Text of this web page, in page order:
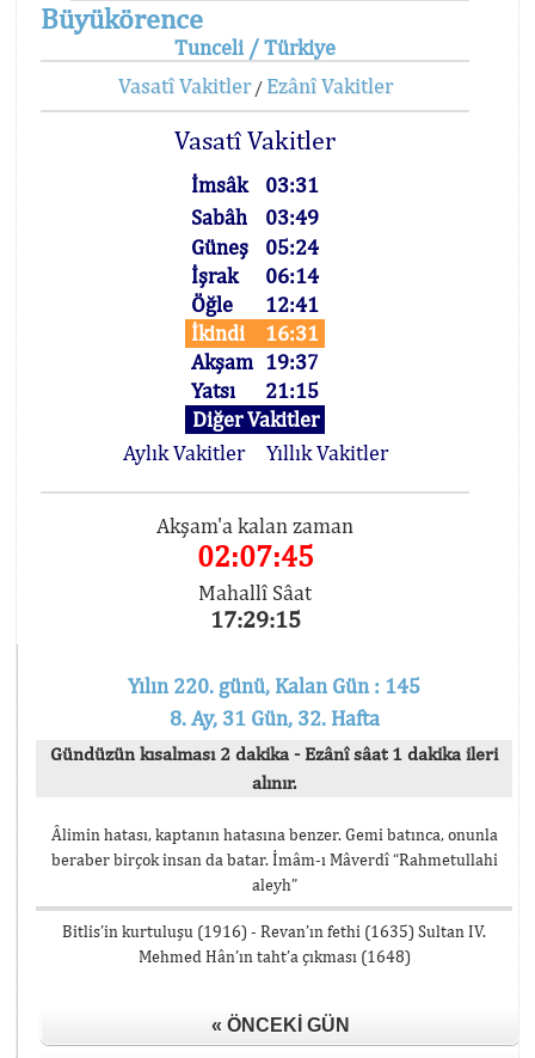
Büyükörence
Tunceli / Türkiye
Vasatî Vakitler/ Ezânî Vakitler
Vasatî Vakitler
İmsâk
03:31
Sabâh
03:49
Güneş
05:24
İşrak
06:14
Öğle
12:41
İkindi
16:31
Akşam 19:37
Yatsı
21:15
Diğer Vakitler
Aylık Vakitler
Yıllık Vakitler
Akşam'a kalan zaman
02:07:44
Mahallî Sâat
17:29:16
Yılın 220. günü, Kalan Gün : 145
8. Ay, 31 Gün, 32. Hafta
Gündüzün kısalması 2 dakika - Ezânî sâat 1 dakika ileri
alınır.
Âlimin hatası, kaptanın hatasına benzer. Gemi batınca, onunla
beraber birçok insan da batar. İmâm-ı Mâverdî “Rahmetullahi
aleyh”
Bitlis’in kurtuluşu (1916) - Revan’ın fethi (1635) Sultan IV.
Mehmed Hân’ın taht’a çıkması (1648)
« ÖNCEKI GÜN